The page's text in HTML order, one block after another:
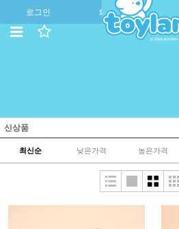
로그인 회원가입
신상품
최신순 낮은가격 높은가격